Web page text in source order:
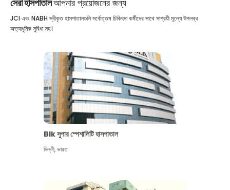
সেরা হাসপাতালআপনার প্রয়োজনের জন্য
JCI এবং NABH স্বীকৃত হাসপাতালগুলি সর্বোত্তম চিকিৎসা কর্মীদের সাথে সাশ্রয়ী মূল্যে উপলব্ধ
অত্যাধুনিক সুবিধা সহ।
Blk সুপার স্পেশালিটি হাসপাতাল
দিল্লী,ভারত